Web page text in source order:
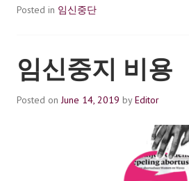
Posted in 임신중단
임신중지 비용
Posted onJune 14, 2019 byEditor